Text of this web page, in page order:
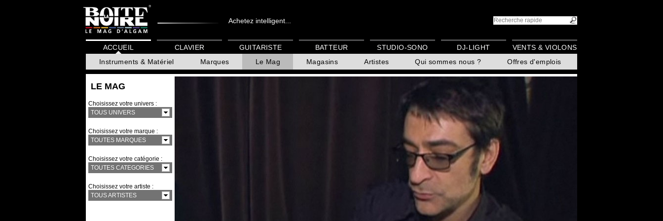
Achetez intelligent...
ACCUEIL
Instruments & Matériel
Marques Le Mag Magasins Artistes Qui sommes nous ? Offres d'emplois
CLAVIER GUITARISTE BATTEUR STUDIO-SONO DJ-LIGHT VENTS & VIOLONS
Choisissez votre univers :
TOUS UNIVERS
Choisissez votre marque :
TOUTES MARQUES
Choisissez votre catégorie :
TOUTES CATEGORIES
Choisissez votre artiste :
TOUS ARTISTES
LE MAG